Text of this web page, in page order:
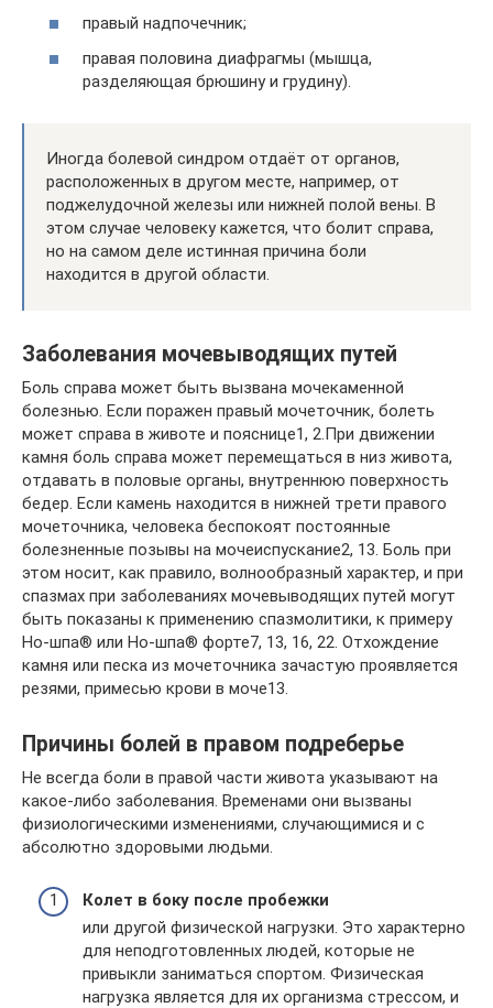
правый надпочечник;
правая половина диафрагмы (мышца,
разделяющая брюшину и грудину).
Иногда болевой синдром отдаёт от органов,
расположенных в другом месте, например, от
поджелудочной железы или нижней полой вены. В
этом случае человеку кажется, что болит справа,
но на самом деле истинная причина боли
находится в другой области.
Заболевания мочевыводящих путей
Боль справа может быть вызвана мочекаменной
болезнью. Если поражен правый мочеточник, болеть
может справа в животе и пояснице1, 2.При движении
камня боль справа может перемещаться в низ живота,
отдавать в половые органы, внутреннюю поверхность
бедер. Если камень находится в нижней трети правого
мочеточника, человека беспокоят постоянные
болезненные позывы на мочеиспускание2, 13. Боль при
этом носит, как правило, волнообразный характер, и при
спазмах при заболеваниях мочевыводящих путей могут
быть показаны к применению спазмолитики, к примеру
Но-шпа® или Но-шпа® форте7, 13, 16, 22. Отхождение
камня или песка из мочеточника зачастую проявляется
резями, примесью крови в моче13.
Причины болей в правом подреберье
Не всегда боли в правой части живота указывают на
какое-либо заболевания. Временами они вызваны
физиологическими изменениями, случающимися и с
абсолютно здоровыми людьми.
Колет в боку после пробежки
или другой физической нагрузки. Это характерно
для неподготовленных людей, которые не
привыкли заниматься спортом. Физическая
нагрузка является для их организма стрессом, и